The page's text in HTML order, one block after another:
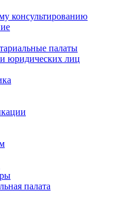
консультированию
палаты
юридических лиц
палата